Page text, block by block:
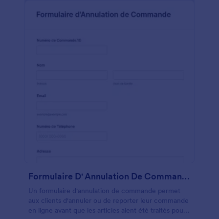
formulaire Jotform pour saisir les quantités
glisser-déposer pour ajouter ou supprimer des
couleurs, télécharger des éléments de marque, et
aujourd'hui avec Jotform.
Formulaire D' Annulation De Commande
Un formulaire d'annulation de commande permet
aux clients d'annuler ou de reporter leur commande
en ligne avant que les articles aient été traités pour